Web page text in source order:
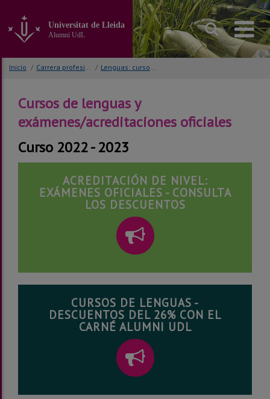
contenido
principal
Universitat de Lleida
Alumni UdL
Inicio / Carrera profesional / Lenguas: cursos y certificados
Cursos de lenguas y
exámenes/acreditaciones oficiales
Curso 2022 - 2023
ACREDITACIÓN DE NIVEL:
EXÁMENES OFICIALES - CONSULTA
LOS DESCUENTOS
CURSOS DE LENGUAS -
DESCUENTOS DEL 26% CON EL
CARNÉ ALUMNI UDL